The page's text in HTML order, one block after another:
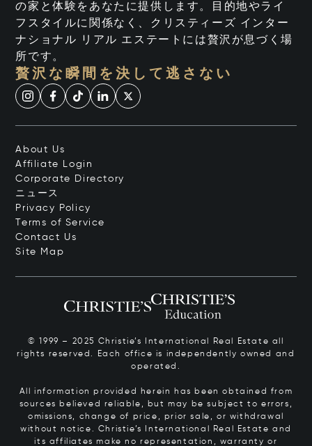
の家と体験をあなたに提供します。目的地やライ
フスタイルに関係なく、クリスティーズ インター
ナショナル リアル エステートには贅沢が息づく場
所です。
贅沢な瞬間を決して逃さない
About Us
Affiliate Login
Corporate Directory
ニュース
Privacy Policy
Terms of Service
Contact Us
Site Map
© 1999 – 2025 Christie’s International Real Estate all
rights reserved. Each office is independently owned and
operated.
All information provided herein has been obtained from
sources believed reliable, but may be subject to errors,
omissions, change of price, prior sale, or withdrawal
without notice. Christie’s International Real Estate and
its affiliates make no representation, warranty or